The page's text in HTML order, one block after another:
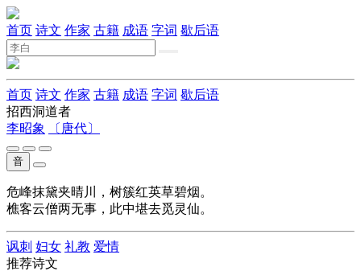
首页 诗文 作家 古籍 成语 字词 歇后语
首页 诗文 作家 古籍 成语 字词 歇后语
招西洞道者
李昭象
〔唐代〕
音
危峰抹黛夹晴川，树簇红英草碧烟。
樵客云僧两无事，此中堪去觅灵仙。
讽刺 妇女 礼教 爱情
推荐诗文